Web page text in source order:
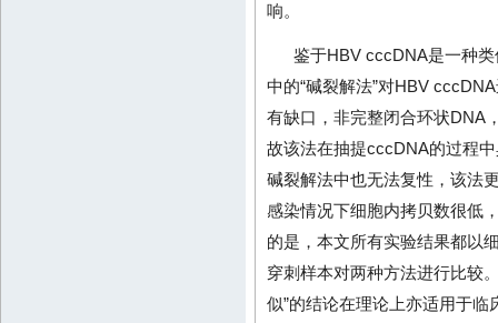
响。
鉴于HBV cccDNA是一种
中的“碱裂解法”对HBV
有缺口，非完整闭合环状DNA
故该法在抽提cccDNA的过程
碱裂解法中也无法复性，该法
感染情况下细胞内拷贝数很低
的是，本文所有实验结果都以
穿刺样本对两种方法进行比较
似”的结论在理论上亦适用于